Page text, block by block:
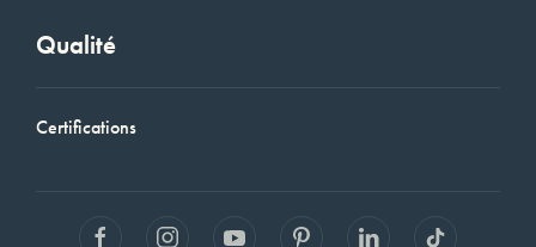
Qualité
Certifications